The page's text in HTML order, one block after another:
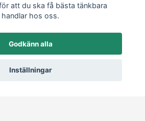
Läs mer
att du ska få bästa tänkbara
hos oss.
Godkänn alla
Inställningar